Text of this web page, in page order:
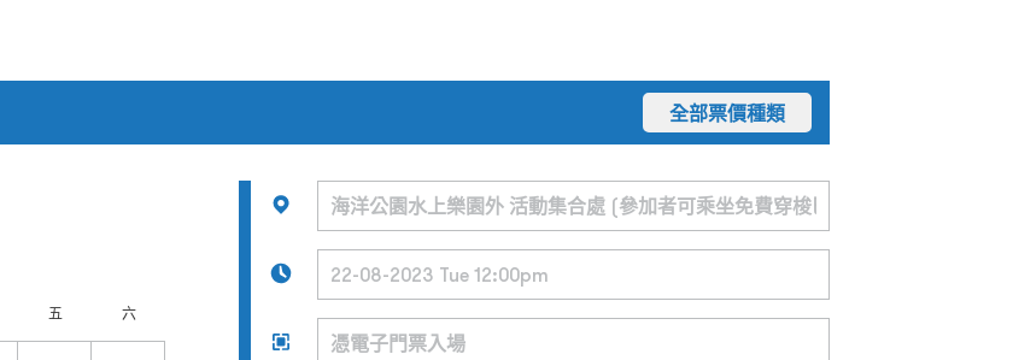
全部票價種類
五 六